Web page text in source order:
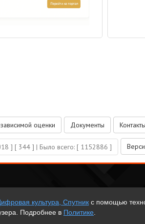
оценки Документы Контакты
] [ 344 ] | Было всего: [ 1152886 ]
культура, Спутник с помощью
Подробнее в Политике